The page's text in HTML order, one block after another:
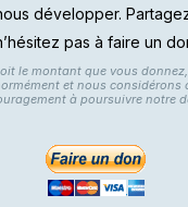
développer.
pas à faire un
le montant que vous
et nous considérons
à poursuivre notre